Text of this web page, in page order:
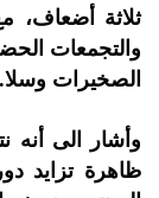
ثلاثة أضعاف،
والتجمعات
الصخيرات وسلا.
وأشار الى أنه
ظاهرة تزايد